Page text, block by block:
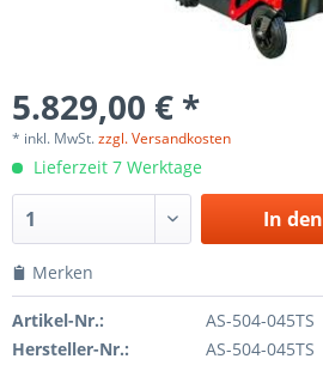
5.829,00 € *
* inkl. MwSt.zzgl. Versandkosten
Lieferzeit 7 Werktage
In den
Merken
Artikel-Nr.:
AS-504-045TS
Hersteller-Nr.:
AS-504-045TS